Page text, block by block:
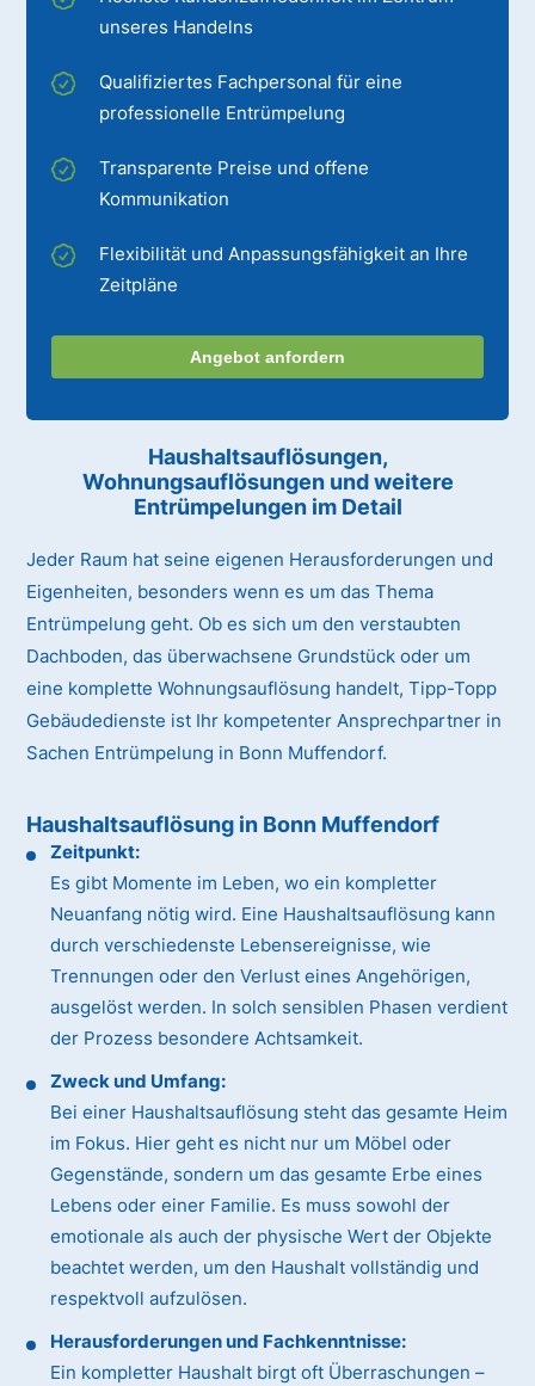
unseres Handelns
Qualifiziertes Fachpersonal für eine
professionelle Entrümpelung
Transparente Preise und offene
Kommunikation
Flexibilität und Anpassungsfähigkeit an Ihre
Zeitpläne
Angebot anfordern
Haushaltsauflösungen,
Wohnungsauflösungen und weitere
Entrümpelungen im Detail
Jeder Raum hat seine eigenen Herausforderungen und
Eigenheiten, besonders wenn es um das Thema
Entrümpelung geht. Ob es sich um den verstaubten
Dachboden, das überwachsene Grundstück oder um
eine komplette Wohnungsauflösung handelt, Tipp-Topp
Gebäudedienste ist Ihr kompetenter Ansprechpartner in
Sachen Entrümpelung in Bonn Muffendorf.
Haushaltsauflösung in Bonn Muffendorf
Zeitpunkt:
Es gibt Momente im Leben, wo ein kompletter
Neuanfang nötig wird. Eine Haushaltsauflösung kann
durch verschiedenste Lebensereignisse, wie
Trennungen oder den Verlust eines Angehörigen,
ausgelöst werden. In solch sensiblen Phasen verdient
der Prozess besondere Achtsamkeit.
Zweck und Umfang:
Bei einer Haushaltsauflösung steht das gesamte Heim
im Fokus. Hier geht es nicht nur um Möbel oder
Gegenstände, sondern um das gesamte Erbe eines
Lebens oder einer Familie. Es muss sowohl der
emotionale als auch der physische Wert der Objekte
beachtet werden, um den Haushalt vollständig und
respektvoll aufzulösen.
Herausforderungen und Fachkenntnisse:
Ein kompletter Haushalt birgt oft Überraschungen –